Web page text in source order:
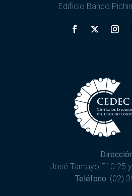
Edificio Banco
José Tamayo E10 25
Teléfono: (02)